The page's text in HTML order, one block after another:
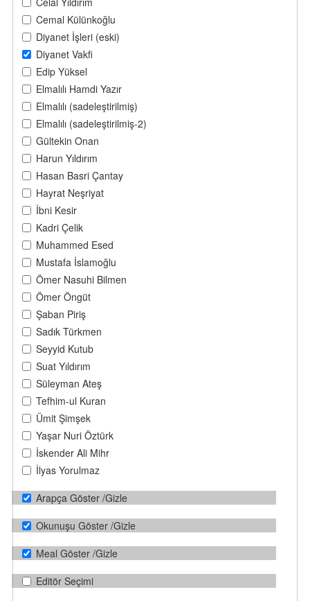
Cemal Külünkoğlu
Diyanet İşleri (eski)
Diyanet Vakfi
Edip Yüksel
Elmalılı Hamdi Yazır
Elmalılı (sadeleştirilmiş)
Elmalılı (sadeleştirilmiş-2)
Gültekin Onan
Harun Yıldırım
Hasan Basri Çantay
Hayrat Neşriyat
İbni Kesir
Kadri Çelik
Muhammed Esed
Mustafa İslamoğlu
Ömer Nasuhi Bilmen
Ömer Öngüt
Şaban Piriş
Sadık Türkmen
Seyyid Kutub
Suat Yıldırım
Süleyman Ateş
Tefhim-ul Kuran
Ümit Şimşek
Yaşar Nuri Öztürk
İskender Ali Mihr
İlyas Yorulmaz
Arapça Göster /Gizle
Okunuşu Göster /Gizle
Meal Göster /Gizle
Editör Seçimi